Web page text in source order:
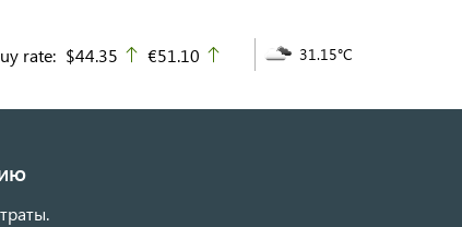
rate: $44.35 up
€51.10 31.15°C